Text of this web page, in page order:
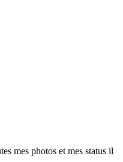
mes photos et mes status il